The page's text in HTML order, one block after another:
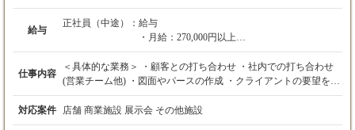
給与
正社員（中途）： 給与
・月給：270,000円以上
※基本給200,000円以上、固定残業代30時間分5
0,000円以上を含む。30時間を超過した時間外労
働の残業手当は追加支給。
・想定年収：400万円～600万円
・昇給：年1回（4月）
・賞与：年2回（6月・12月） ※業績賞与、昨年
仕事内容
＜具体的な業務＞ ・顧客との打ち合わせ ・社内での打ち合わせ
(営業チーム他) ・図面やパースの作成 ・クライアントの要望をも
とにした設計 ・プレゼン・現場チェック 商空間やオフィスを中
心とした様々な常設空間づくりにおいて、打ち合わせから図面作
成、デザインなど、内装設計に関わる一連の業務をお任せいたし
対応案件 店舗 商業施設 展示会 その他施設